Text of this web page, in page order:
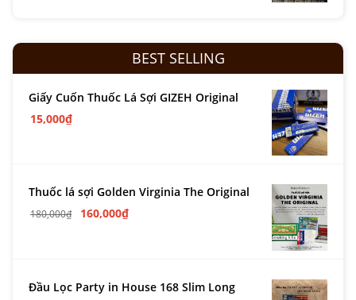
BEST SELLING
Giấy Cuốn Thuốc Lá Sợi GIZEH Original
15,000₫
Thuốc lá sợi Golden Virginia The Original
180,000₫ 160,000₫
Đầu Lọc Party in House 168 Slim Long